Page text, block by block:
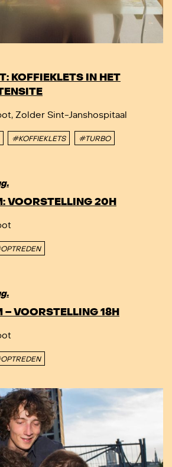
KOFFIEKLETS IN HET
Zolder Sint-Janshospitaal
#KOFFIEKLETS #TURBO
DIT IS EEN EXTERN
VOORSTELLING 20H
DIT IS EEN EXTERN
– VOORSTELLING 18H